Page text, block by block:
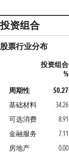
投资组合
股票行业分布
投资组合
%
周期性 50.27
基础材料
34.26
可选消费
8.91
金融服务
7.11
房地产
0.00